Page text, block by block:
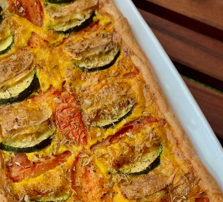
Uma refeição reconfortante e saciante, ideal
estes dias mais frios!